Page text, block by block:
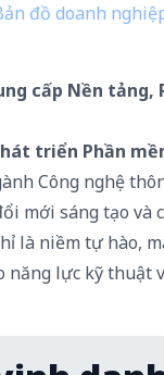
đồ doanh
cấp Nền
triển Phần
Công nghệ
mới sáng tạo và
là niềm tự hào,
năng lực kỹ thuật